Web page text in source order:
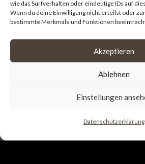
wie das Surfverhalten oder eindeutige IDs auf
Wenn du deine Einwilligung nicht erteilst oder
bestimmte Merkmale und Funktionen
Akzeptieren
Ablehnen
Einstellungen
Datenschutzerklärung